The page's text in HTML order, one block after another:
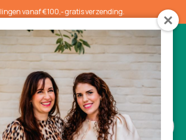
vanaf €100,- gratis verzending.
0
B5